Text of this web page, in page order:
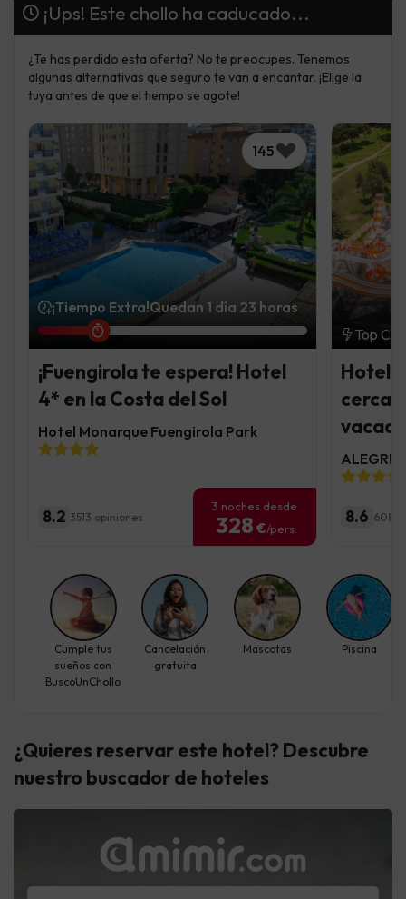
¡Ups! Este chollo ha caducado...
¿Te has perdido esta oferta? No te preocupes. Tenemos
algunas alternativas que seguro te van a encantar. ¡Elige la
tuya antes de que el tiempo se agote!
145
¡Tiempo Extra!Quedan 1 día 23 horas
¡Fuengirola te espera! Hotel
4* en la Costa del Sol
Hotel Monarque Fuengirola Park
8.2 3513 opiniones
3 noches desde
328 €/pers.
Top
Hotel
cerca
8.6 6085
Cumple tus
sueños con
BuscoUnChollo
Cancelación
gratuita
Mascotas Piscina
¿Quieres reservar este hotel? Descubre
nuestro buscador de hoteles